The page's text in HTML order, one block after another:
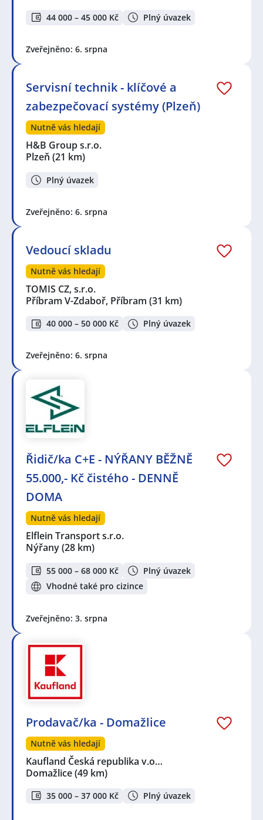
44 000 – 45 000 Kč Plný úvazek
Zveřejněno: 6. srpna
Servisní technik - klíčové a
zabezpečovací systémy (Plzeň)
Nutně vás hledají
H&B Group s.r.o.
Plzeň (21 km)
Plný úvazek
Zveřejněno: 6. srpna
Vedoucí skladu
Nutně vás hledají
TOMIS CZ, s.r.o.
Příbram V-Zdaboř, Příbram (31 km)
40 000 – 50 000 Kč Plný úvazek
Zveřejněno: 6. srpna
Řidič/ka C+E - NÝŘANY BĚŽNĚ
55.000,- Kč čistého - DENNĚ
DOMA
Nutně vás hledají
Elflein Transport s.r.o.
Nýřany(28 km)
55 000 – 68 000 Kč
Plný úvazek
Vhodné také pro cizince
Zveřejněno: 3. srpna
Prodavač/ka - Domažlice
Nutně vás hledají
Kaufland Česká republika v.o…
Domažlice(49 km)
35 000 – 37 000 Kč Plný úvazek